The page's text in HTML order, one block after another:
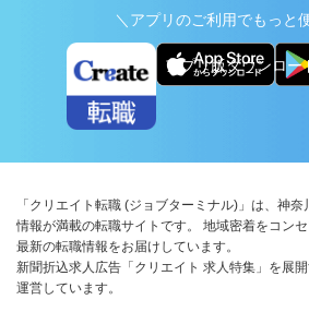
＼アプリのご利用でもっと
アプリ版ダウンロー
「クリエイト転職 (ジョブターミナル)」は、神
情報が満載の転職サイトです。 地域密着をコン
最新の転職情報をお届けしています。
新聞折込求人広告「クリエイト 求人特集」を展
運営しています。